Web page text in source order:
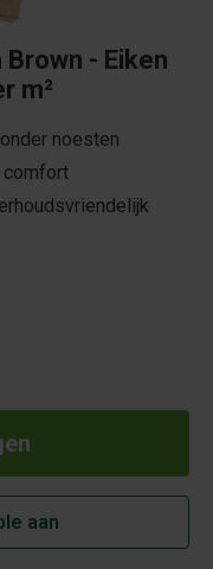
- Eiken
m²
noesten
comfort
aan